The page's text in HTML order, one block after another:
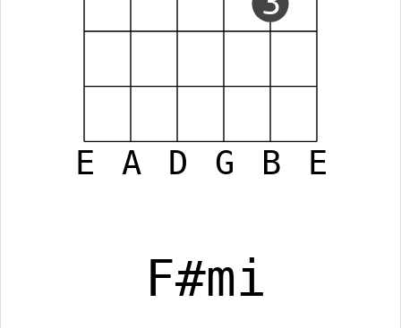
E A D G B E
F#mi